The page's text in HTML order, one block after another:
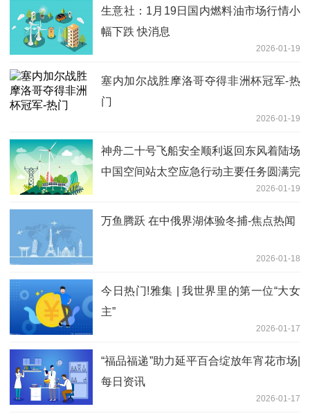
生意社：1月19日国内燃料油市场行情小
幅下跌 快消息
2026-01-19
塞内加尔战胜摩洛哥夺得非洲杯冠军-热
门
2026-01-19
神舟二十号飞船安全顺利返回东风着陆场
中国空间站太空应急行动主要任务圆满完
2026-01-19
万鱼腾跃 在中俄界湖体验冬捕-焦点热闻
2026-01-18
今日热门!雅集 | 我世界里的第一位“大女
主”
2026-01-17
“福品福递”助力延平百合绽放年宵花市场|
每日资讯
2026-01-17